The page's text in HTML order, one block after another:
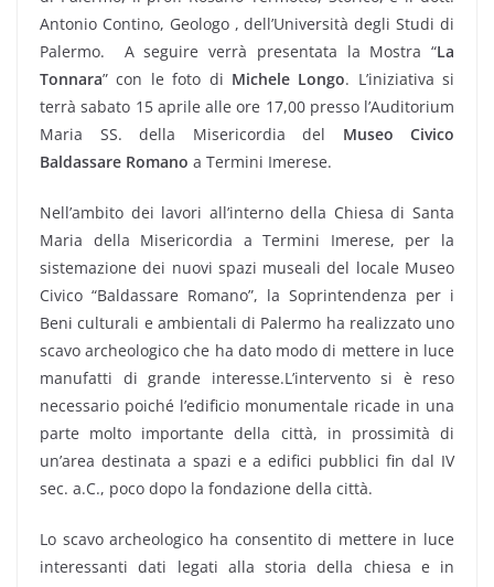
Antonio Contino, Geologo , dell’Università degli Studi di
Palermo. A seguire verrà presentata la Mostra “La
Tonnara” con le foto di Michele Longo. L’iniziativa si
terrà sabato 15 aprile alle ore 17,00 presso l’Auditorium
Maria SS. della Misericordia del Museo Civico
Baldassare Romano a Termini Imerese.
Nell’ambito dei lavori all’interno della Chiesa di Santa
Maria della Misericordia a Termini Imerese, per la
sistemazione dei nuovi spazi museali del locale Museo
Civico “Baldassare Romano”, la Soprintendenza per i
Beni culturali e ambientali di Palermo ha realizzato uno
scavo archeologico che ha dato modo di mettere in luce
manufatti di grande interesse.L’intervento si è reso
necessario poiché l’edificio monumentale ricade in una
parte molto importante della città, in prossimità di
un’area destinata a spazi e a edifici pubblici fin dal IV
sec. a.C., poco dopo la fondazione della città.
Lo scavo archeologico ha consentito di mettere in luce
interessanti dati legati alla storia della chiesa e in